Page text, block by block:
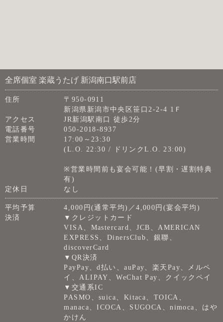
全席個室 楽蔵うたげ 新潟南口駅前店
住所
〒950-0911
新潟県新潟市中央区笹口2-2-4 1Ｆ
アクセス
JR新潟駅南口 徒歩2分
電話番号
050-2018-8937
営業時間
17:00～23:30
(L.O. 22:30 / ドリンクL.O. 23:00)
※営業時間前も宴会可能！(早割・遅割特典
有)
定休日
なし
平均予算
4,000円(通常平均)／4,000円(宴会平均)
決済
▼クレジットカード
VISA、Mastercard、JCB、AMERICAN
EXPRESS、DinersClub、銀聯、
discoverCard
▼QR決済
PayPay、d払い、auPay、楽天Pay、メルペ
イ、ALIPAY、WeChat Pay、クイックペイ
▼交通系IC
PASMO、suica、Kitaca、TOICA、
manaca、ICOCA、SUGOCA、nimoca、はや
かけん